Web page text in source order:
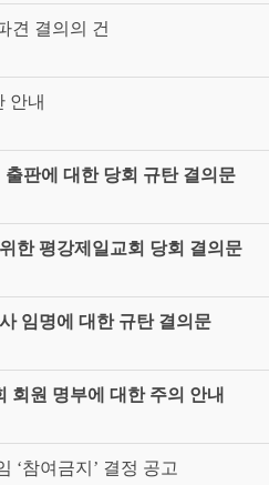
견 결의의 건
안내
판에 대한 당회 규탄 결의문
한 평강제일교회 당회 결의문
임명에 대한 규탄 결의문
회원 명부에 대한 주의 안내
‘참여금지’ 결정 공고